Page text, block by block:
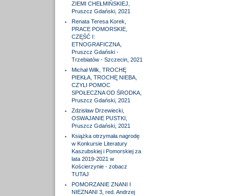
ZIEMI CHEŁMIŃSKIEJ,
Pruszcz Gdański, 2021
Renata Teresa Korek,
PRACE POMORSKIE,
CZĘŚĆ I:
ETNOGRAFICZNA,
Pruszcz Gdański -
Trzebiatów - Szczecin, 2021
Michał Wilk, TROCHĘ
PIEKŁA, TROCHĘ NIEBA,
CZYLI POMOC
SPOŁECZNA OD ŚRODKA,
Pruszcz Gdański, 2021
Zdzisław Drzewiecki,
OSWAJANIE PUSTKI,
Pruszcz Gdański, 2021
Książka otrzymała nagrodę
w Konkursie Literatury
Kaszubskiej i Pomorskiej za
lata 2019-2021 w
Kościerzynie - zobacz
TUTAJ
POMORZANIE ZNANI I
NIEZNANI 3, red. Andrzej